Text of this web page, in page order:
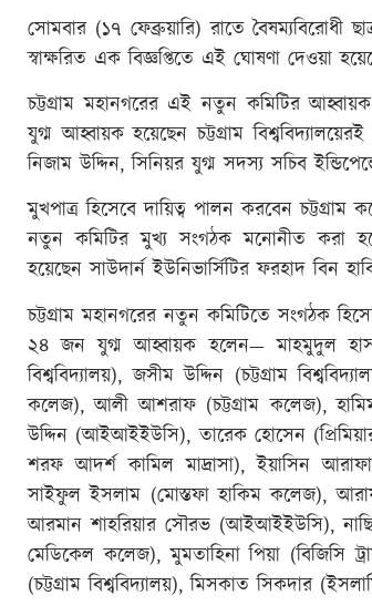
সোমবার (১৭ ফেব্রুয়ারি) রাতে
স্বাক্ষরিত এক বিজ্ঞপ্তিতে এই ঘোষণা দেওয়া
চট্টগ্রাম মহানগরের এই নতুন কমিটির আহ্বায়ক
যুগ্ম আহ্বায়ক হয়েছেন চট্টগ্রাম
নিজাম উদ্দিন, সিনিয়র যুগ্ম সদস্য সচিব
মুখপাত্র হিসেবে দায়িত্ব পালন করবেন চট্টগ্রাম
নতুন কমিটির মুখ্য সংগঠক মনোনীত করা
হয়েছেন সাউদার্ন ইউনিভার্সিটির ফরহাদ বিন
চট্টগ্রাম মহানগরের নতুন কমিটিতে সংগঠক
২৪ জন যুগ্ম আহ্বায়ক হলেন— মাহমুদুল হাসান
বিশ্ববিদ্যালয়), জসীম উদ্দিন (চট্টগ্রাম
কলেজ), আলী আশরাফ (চট্টগ্রাম কলেজ),
উদ্দিন (আইআইইউসি), তারেক হোসেন
শরফ আদর্শ কামিল মাদ্রাসা), ইয়াসিন আরাফাত
সাইফুল ইসলাম (মোস্তফা হাকিম কলেজ),
আরমান শাহরিয়ার সৌরভ (আইআইইউসি), নাছির
মেডিকেল কলেজ), মুমতাহিনা পিয়া (বিজিসি
(চট্টগ্রাম বিশ্ববিদ্যালয়), মিসকাত সিকদার